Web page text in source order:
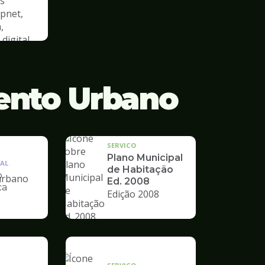
digital
Urbano
SERVICO
Plano Municipal
de Habitação
Ed. 2008
Edição 2008